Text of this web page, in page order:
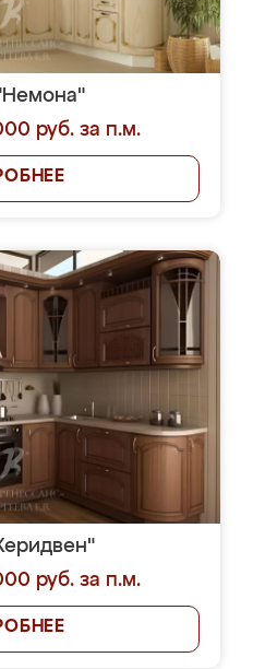
руб. за п.м.
руб. за п.м.